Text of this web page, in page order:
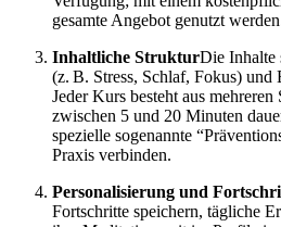
gesamte Angebot genutzt
Inhaltliche StrukturDie Inhalte
(z. B. Stress, Schlaf, Fokus) und
Jeder Kurs besteht aus
zwischen 5 und 20 Minuten
spezielle sogenannte
Praxis verbinden.
Personalisierung und
Fortschritte speichern, tägliche